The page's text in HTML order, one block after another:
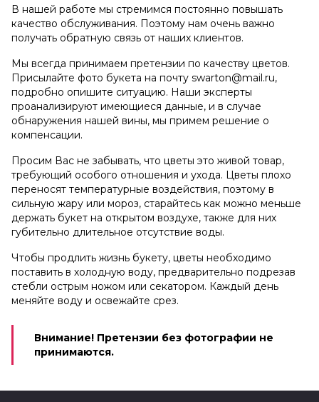
В нашей работе мы стремимся постоянно повышать
качество обслуживания. Поэтому нам очень важно
получать обратную связь от наших клиентов.
Мы всегда принимаем претензии по качеству цветов.
Присылайте фото букета на почту swarton@mail.ru,
подробно опишите ситуацию. Наши эксперты
проанализируют имеющиеся данные, и в случае
обнаружения нашей вины, мы примем решение о
компенсации.
Просим Вас не забывать, что цветы это живой товар,
требующий особого отношения и ухода. Цветы плохо
переносят температурные воздействия, поэтому в
сильную жару или мороз, старайтесь как можно меньше
держать букет на открытом воздухе, также для них
губительно длительное отсутствие воды.
Чтобы продлить жизнь букету, цветы необходимо
поставить в холодную воду, предварительно подрезав
стебли острым ножом или секатором. Каждый день
меняйте воду и освежайте срез.
Внимание! Претензии без фотографии не
принимаются.